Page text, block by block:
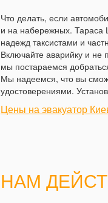
Что делать, если
и на набережных. Тараса
надежд таксистами и
Включайте аварийку и не
мы постараемся
Мы надеемся, что вы
удостоверениями.
Цены на эвакуатор
НАМ